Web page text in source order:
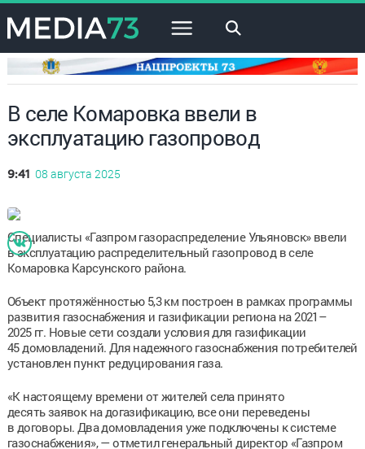
×
В селе Комаровка ввели в
эксплуатацию газопровод
9:41 08 августа 2025
Специалисты «Газпром газораспределение Ульяновск» ввели
в эксплуатацию распределительный газопровод в селе
Комаровка Карсунского района.
Объект протяжённостью 5,3 км построен в рамках программы
развития газоснабжения и газификации региона на 2021–
2025 гг. Новые сети создали условия для газификации
45 домовладений. Для надежного газоснабжения потребителей
установлен пункт редуцирования газа.
«К настоящему времени от жителей села принято
десять заявок на догазификацию, все они переведены
в договоры. Два домовладения уже подключены к системе
газоснабжения», — отметил генеральный директор «Газпром